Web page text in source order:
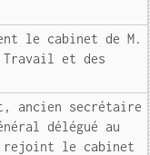
le cabinet de M.
Travail et des
ancien secrétaire
délégué au
rejoint le cabinet